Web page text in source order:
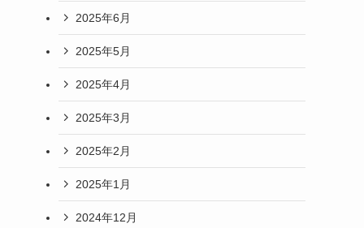
2025年6月
2025年5月
2025年4月
2025年3月
2025年2月
2025年1月
2024年12月